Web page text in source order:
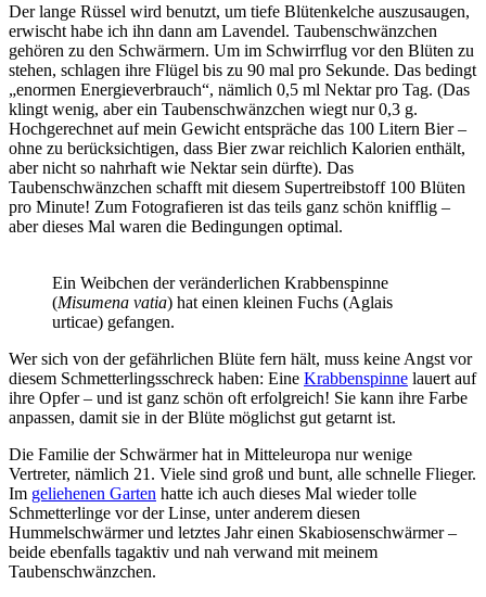
Der lange Rüssel wird benutzt, um tiefe Blütenkelche auszusaugen,
erwischt habe ich ihn dann am Lavendel. Taubenschwänzchen
gehören zu den Schwärmern. Um im Schwirrflug vor den Blüten zu
stehen, schlagen ihre Flügel bis zu 90 mal pro Sekunde. Das bedingt
„enormen Energieverbrauch“, nämlich 0,5 ml Nektar pro Tag. (Das
klingt wenig, aber ein Taubenschwänzchen wiegt nur 0,3 g.
Hochgerechnet auf mein Gewicht entspräche das 100 Litern Bier –
ohne zu berücksichtigen, dass Bier zwar reichlich Kalorien enthält,
aber nicht so nahrhaft wie Nektar sein dürfte). Das
Taubenschwänzchen schafft mit diesem Supertreibstoff 100 Blüten
pro Minute! Zum Fotografieren ist das teils ganz schön knifflig –
aber dieses Mal waren die Bedingungen optimal.
Ein Weibchen der veränderlichen Krabbenspinne
(Misumena vatia) hat einen kleinen Fuchs (Aglais
urticae) gefangen.
Wer sich von der gefährlichen Blüte fern hält, muss keine Angst vor
diesem Schmetterlingsschreck haben: Eine Krabbenspinne lauert auf
ihre Opfer – und ist ganz schön oft erfolgreich! Sie kann ihre Farbe
anpassen, damit sie in der Blüte möglichst gut getarnt ist.
Die Familie der Schwärmer hat in Mitteleuropa nur wenige
Vertreter, nämlich 21. Viele sind groß und bunt, alle schnelle Flieger.
Im geliehenen Garten hatte ich auch dieses Mal wieder tolle
Schmetterlinge vor der Linse, unter anderem diesen
Hummelschwärmer und letztes Jahr einen Skabiosenschwärmer –
beide ebenfalls tagaktiv und nah verwand mit meinem
Taubenschwänzchen.